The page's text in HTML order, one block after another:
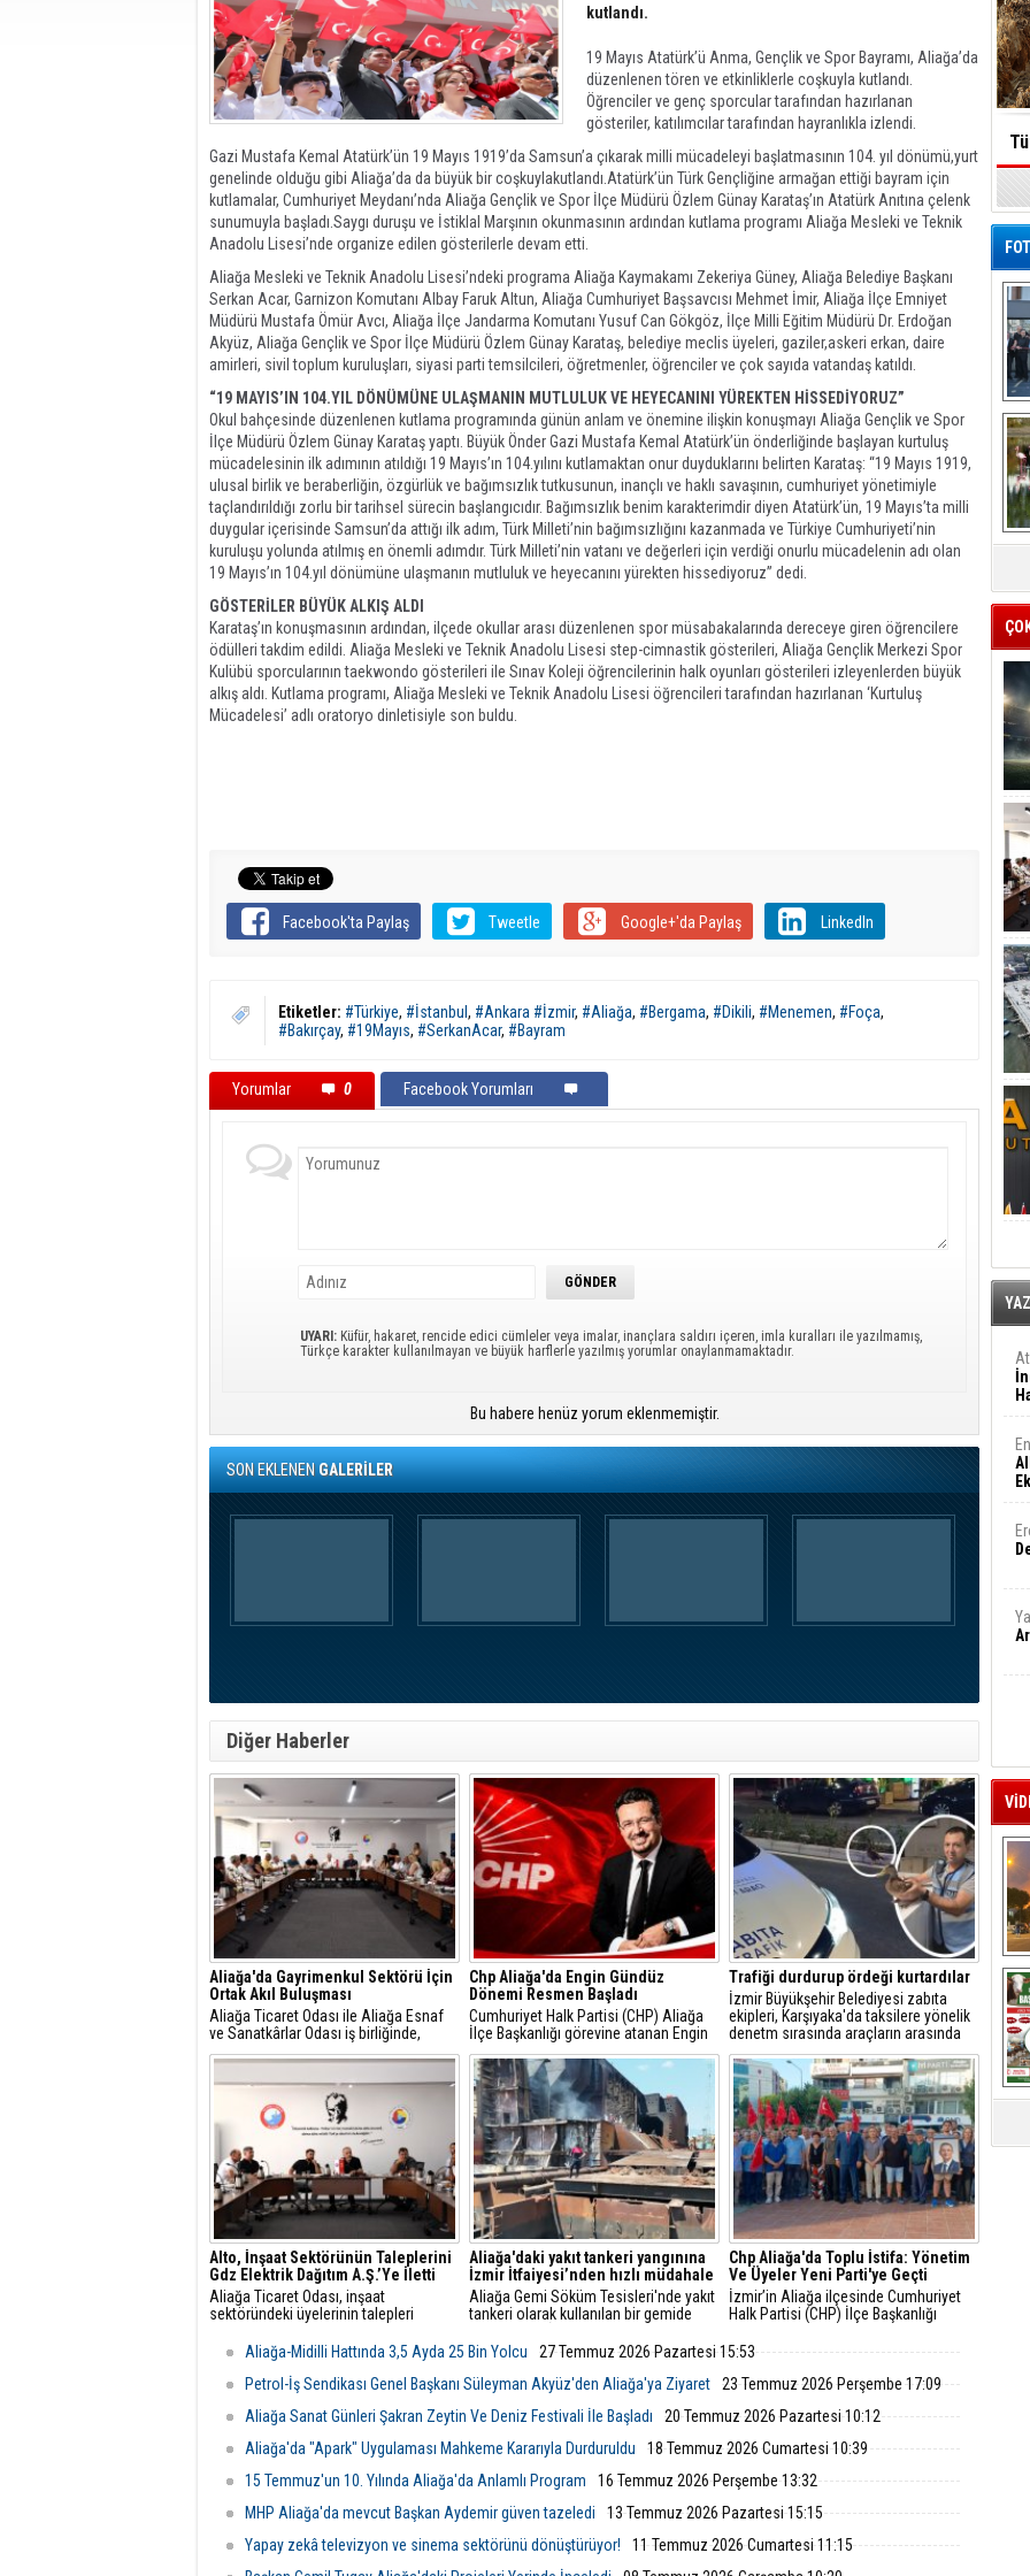
kutlandı.
19 Mayıs Atatürk’ü Anma, Gençlik ve Spor Bayramı, Aliağa’da
düzenlenen tören ve etkinliklerle coşkuyla kutlandı.
Öğrenciler ve genç sporcular tarafından hazırlanan
gösteriler, katılımcılar tarafından hayranlıkla izlendi.
Gazi Mustafa Kemal Atatürk’ün 19 Mayıs 1919’da Samsun’a çıkarak milli mücadeleyi başlatmasının 104. yıl dönümü,yurt
genelinde olduğu gibi Aliağa’da da büyük bir coşkuylakutlandı.Atatürk’ün Türk Gençliğine armağan ettiği bayram için
kutlamalar, Cumhuriyet Meydanı’nda Aliağa Gençlik ve Spor İlçe Müdürü Özlem Günay Karataş’ın Atatürk Anıtına çelenk
sunumuyla başladı.Saygı duruşu ve İstiklal Marşının okunmasının ardından kutlama programı Aliağa Mesleki ve Teknik
Anadolu Lisesi’nde organize edilen gösterilerle devam etti.
Aliağa Mesleki ve Teknik Anadolu Lisesi’ndeki programa Aliağa Kaymakamı Zekeriya Güney, Aliağa Belediye Başkanı
Serkan Acar, Garnizon Komutanı Albay Faruk Altun, Aliağa Cumhuriyet Başsavcısı Mehmet İmir, Aliağa İlçe Emniyet
Müdürü Mustafa Ömür Avcı, Aliağa İlçe Jandarma Komutanı Yusuf Can Gökgöz, İlçe Milli Eğitim Müdürü Dr. Erdoğan
Akyüz, Aliağa Gençlik ve Spor İlçe Müdürü Özlem Günay Karataş, belediye meclis üyeleri, gaziler,askeri erkan, daire
amirleri, sivil toplum kuruluşları, siyasi parti temsilcileri, öğretmenler, öğrenciler ve çok sayıda vatandaş katıldı.
“19 MAYIS’IN 104.YIL DÖNÜMÜNE ULAŞMANIN MUTLULUK VE HEYECANINI YÜREKTEN HİSSEDİYORUZ”
Okul bahçesinde düzenlenen kutlama programında günün anlam ve önemine ilişkin konuşmayı Aliağa Gençlik ve Spor
İlçe Müdürü Özlem Günay Karataş yaptı. Büyük Önder Gazi Mustafa Kemal Atatürk’ün önderliğinde başlayan kurtuluş
mücadelesinin ilk adımının atıldığı 19 Mayıs’ın 104.yılını kutlamaktan onur duyduklarını belirten Karataş: “19 Mayıs 1919,
ulusal birlik ve beraberliğin, özgürlük ve bağımsızlık tutkusunun, inançlı ve haklı savaşının, cumhuriyet yönetimiyle
taçlandırıldığı zorlu bir tarihsel sürecin başlangıcıdır. Bağımsızlık benim karakterimdir diyen Atatürk’ün, 19 Mayıs’ta milli
duygular içerisinde Samsun’da attığı ilk adım, Türk Milleti’nin bağımsızlığını kazanmada ve Türkiye Cumhuriyeti’nin
kuruluşu yolunda atılmış en önemli adımdır. Türk Milleti’nin vatanı ve değerleri için verdiği onurlu mücadelenin adı olan
19 Mayıs’ın 104.yıl dönümüne ulaşmanın mutluluk ve heyecanını yürekten hissediyoruz” dedi.
GÖSTERİLER BÜYÜK ALKIŞ ALDI
Karataş’ın konuşmasının ardından, ilçede okullar arası düzenlenen spor müsabakalarında dereceye giren öğrencilere
ödülleri takdim edildi. Aliağa Mesleki ve Teknik Anadolu Lisesi step-cimnastik gösterileri, Aliağa Gençlik Merkezi Spor
Kulübü sporcularının taekwondo gösterileri ile Sınav Koleji öğrencilerinin halk oyunları gösterileri izleyenlerden büyük
alkış aldı. Kutlama programı, Aliağa Mesleki ve Teknik Anadolu Lisesi öğrencileri tarafından hazırlanan ‘Kurtuluş
Mücadelesi’ adlı oratoryo dinletisiyle son buldu.
Facebook'ta Paylaş Tweetle Google+'da Paylaş LinkedIn
Etiketler: #Türkiye, #İstanbul , #Ankara #İzmir, #Aliağa, #Bergama, #Dikili, #Menemen, #Foça,
#Bakırçay, #19Mayıs, #SerkanAcar, #Bayram
Yorumlar 0 Facebook Yorumları
UYARI: Küfür, hakaret, rencide edici cümleler veya imalar, inançlara saldırı içeren, imla kuralları ile yazılmamış,
Türkçe karakter kullanılmayan ve büyük harflerle yazılmış yorumlar onaylanmamaktadır.
Bu habere henüz yorum eklenmemiştir.
SON EKLENENGALERİLER
Diğer Haberler
Aliağa'da Gayrimenkul Sektörü İçin
Ortak Akıl Buluşması
Aliağa Ticaret Odası ile Aliağa Esnaf
ve Sanatkârlar Odası iş birliğinde,
ilçede faaliyet gösteren gayrimenkul
danışmanlarıyla sektörel istişare
toplantısı gerçekleştirildi.
Chp Aliağa'da Engin Gündüz
Dönemi Resmen Başladı
Cumhuriyet Halk Partisi (CHP) Aliağa
İlçe Başkanlığı görevine atanan Engin
Gündüz, sosyal medya hesabından
yaptığı açıklamayla yeni döneme ilişkin
mesajlar verdi.
Trafiği durdurup ördeği kurtardılar
İzmir Büyükşehir Belediyesi zabıta
ekipleri, Karşıyaka'da taksilere yönelik
denetm sırasında araçların arasında
kalan yeşilbaşlı dişi ördeği fark ederek
trafiği durdurdu.
Alto, İnşaat Sektörünün Taleplerini
Gdz Elektrik Dağıtım A.Ş.’Ye İletti
Aliağa Ticaret Odası, inşaat
sektöründeki üyelerinin talepleri
yetkilileriyle toplantı düzenledi.
Görüşmede sayaç panosu ve enerji
odası düzenlemeleriyle ilgili yeni
değerlendirildi.
Aliağa'daki yakıt tankeri yangınına
İzmir İtfaiyesi’nden hızlı müdahale
Aliağa Gemi Söküm Tesisleri'nde yakıt
tankeri olarak kullanılan bir gemide
Belediyesi İtfaiye Dairesi Başkanlığı
ulaştı.
Chp Aliağa'da Toplu İstifa: Yönetim
Ve Üyeler Yeni Parti'ye Geçti
İzmir’in Aliağa ilçesinde Cumhuriyet
Halk Partisi (CHP) İlçe Başkanlığı
üyesi, düzenlenen basın toplantısıyla
istifa ettiklerini duyurarak Yeni Parti’ye
Aliağa-Midilli Hattında 3,5 Ayda 25 Bin Yolcu
27 Temmuz 2026 Pazartesi 15:53
Petrol-İş Sendikası Genel Başkanı Süleyman Akyüz'den Aliağa'ya Ziyaret
23 Temmuz 2026 Perşembe 17:09
Aliağa Sanat Günleri Şakran Zeytin Ve Deniz Festivali İle Başladı
20 Temmuz 2026 Pazartesi 10:12
Aliağa'da "Apark" Uygulaması Mahkeme Kararıyla Durduruldu
18 Temmuz 2026 Cumartesi 10:39
15 Temmuz'un 10. Yılında Aliağa'da Anlamlı Program
16 Temmuz 2026 Perşembe 13:32
MHP Aliağa'da mevcut Başkan Aydemir güven tazeledi
13 Temmuz 2026 Pazartesi 15:15
Yapay zekâ televizyon ve sinema sektörünü dönüştürüyor!
11 Temmuz 2026 Cumartesi 11:15